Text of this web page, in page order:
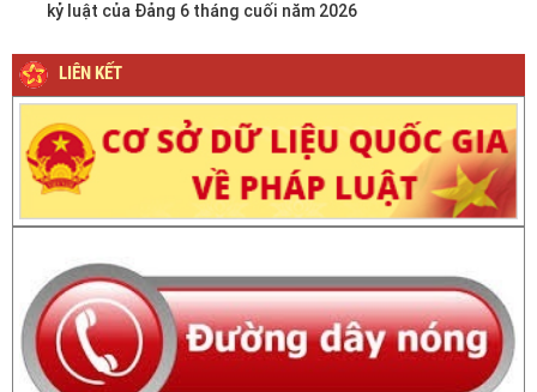
kỷ luật của Đảng 6 tháng cuối năm 2026
LIÊN KẾT